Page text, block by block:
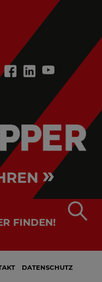
»
FINDEN!
DATENSCHUTZ